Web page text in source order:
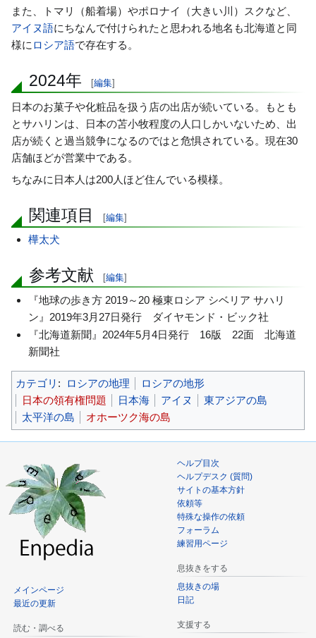
また、トマリ（船着場）やポロナイ（大きい川）スクなど、
アイヌ語にちなんで付けられたと思われる地名も北海道と同
様に ロシア語で存在する。
2024年 [編集]
日本のお菓子や化粧品を扱う店の出店が続いている。もとも
とサハリンは、日本の苫小牧程度の人口しかいないため、出
店が続くと過当競争になるのではと危惧されている。現在30
店舗ほどが営業中である。
ちなみに日本人は200人ほど住んでいる模様。
関連項目 [編集]
樺太犬
参考文献 [編集]
『地球の歩き方 2019～20 極東ロシア シベリア サハリ
ン』2019年3月27日発行 ダイヤモンド・ビック社
『北海道新聞』2024年5月4日発行 16版 22面 北海道
新聞社
カテゴリ : ロシアの地理
ロシアの地形
日本の領有権問題
日本海 アイヌ
東アジアの島
太平洋の島
オホーツク海の島
メインページ
最近の更新
読む・調べる
ヘルプ目次
ヘルプデスク (質問)
サイトの基本方針
依頼等
特殊な操作の依頼
フォーラム
練習用ページ
息抜きをする
息抜きの場
日記
支援する